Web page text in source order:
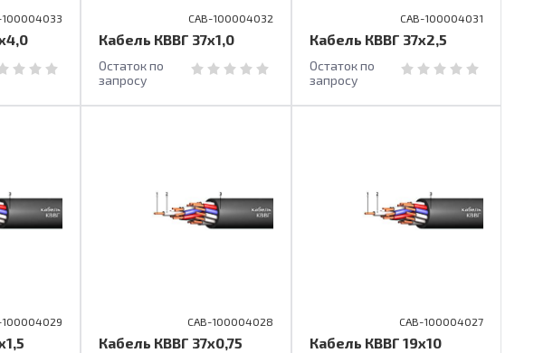
100004033 CAB-100004032
Кабель КВВГ 37х1,0
Остаток по
запросу
CAB-100004031
Кабель КВВГ 37х2,5
Остаток по
запросу
100004029 CAB-100004028
Кабель КВВГ 37х0,75
CAB-100004027
Кабель КВВГ 19х10